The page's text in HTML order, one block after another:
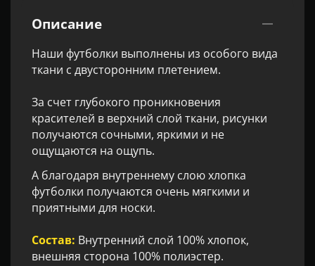
Описание
Наши футболки выполнены из особого вида
ткани с двусторонним плетением.
За счет глубокого проникновения
красителей в верхний слой ткани, рисунки
получаются сочными, яркими и не
ощущаются на ощупь.
А благодаря внутреннему слою хлопка
футболки получаются очень мягкими и
приятными для носки.
Состав: Внутренний слой 100% хлопок,
внешняя сторона 100% полиэстер.